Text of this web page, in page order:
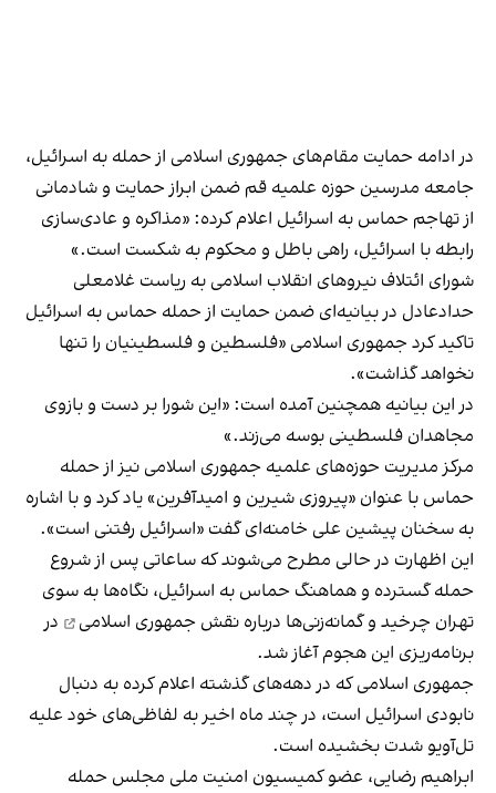
در ادامه حمایت مقام‌های جمهوری اسلامی از حمله به اسرائیل،
جامعه مدرسین حوزه علمیه قم ضمن ابراز حمایت و شادمانی
از تهاجم حماس به اسرائیل اعلام کرده: «مذاکره و عادی‌سازی
رابطه با اسرائیل، راهی باطل و محکوم به شکست است.»
شورای ائتلاف نیروهای انقلاب اسلامی به ریاست غلامعلی
حدادعادل در بیانیه‌ای ضمن حمایت از حمله حماس به اسرائیل
تاکید کرد جمهوری اسلامی «فلسطین و فلسطینیان را تنها
نخواهد گذاشت».
در این بیانیه همچنین آمده است: «این شورا بر دست و بازوی
مجاهدان فلسطینی بوسه می‌زند.»
مرکز مدیریت حوزه‌های علمیه جمهوری اسلامی نیز از حمله
حماس با عنوان «پیروزی شیرین و امیدآفرین» یاد کرد و با اشاره
به سخنان پیشین علی خامنه‌ای گفت «اسرائیل رفتنی است».
این اظهارت در حالی مطرح می‌شوند که ساعاتی پس از شروع
حمله گسترده و هماهنگ حماس به اسرائیل، نگاه‌ها به سوی
تهران چرخید و گمانه‌زنی‌ها درباره نقش جمهوری اسلامی
در
برنامه‌ریزی این هجوم آغاز شد.
جمهوری اسلامی که در دهه‌های گذشته اعلام کرده به دنبال
نابودی اسرائیل است، در چند ماه اخیر به لفاظی‌های خود علیه
تل‌آویو شدت بخشیده است.
ابراهیم رضایی، عضو کمیسیون امنیت ملی مجلس حمله